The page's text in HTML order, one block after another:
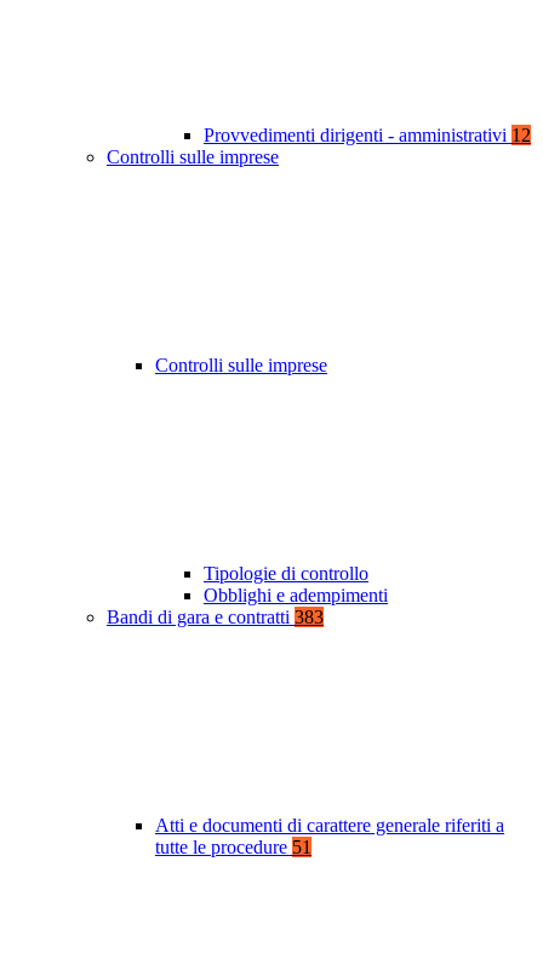
Provvedimenti dirigenti - amministrativi 12
Controlli sulle imprese
Controlli sulle imprese
Tipologie di controllo
Obblighi e adempimenti
Bandi di gara e contratti 383
Atti e documenti di carattere generale riferiti a
tutte le procedure 51